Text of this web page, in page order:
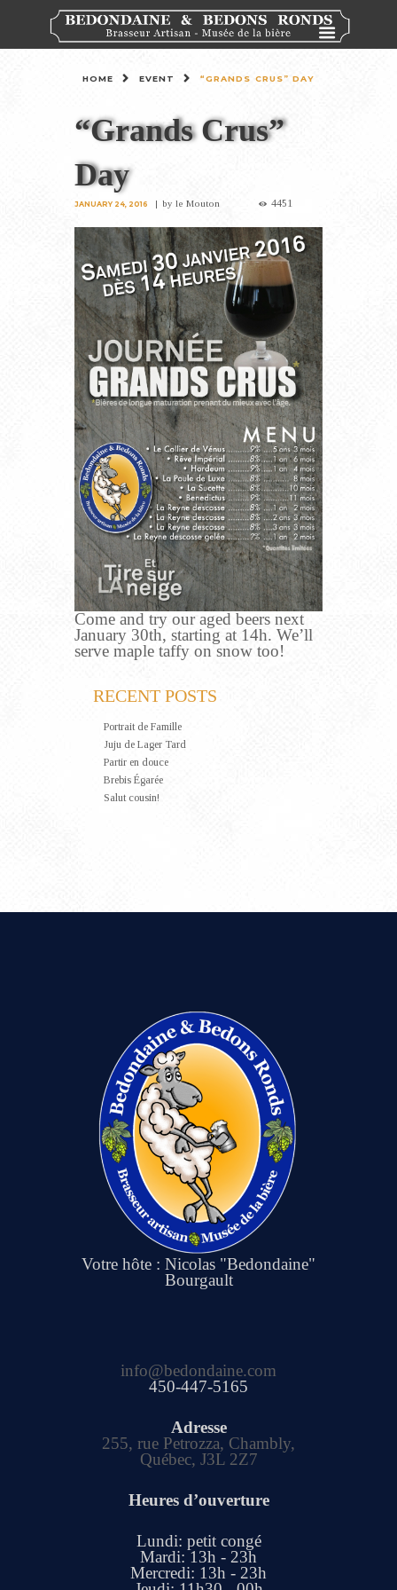
HOME EVENT “GRANDS CRUS” DAY
“Grands Crus”
Day
JANUARY 24, 2016 byle Mouton 4451
Come and try our aged beers next
January 30th, starting at 14h. We’ll
serve maple taffy on snow too!
RECENT POSTS
Portrait de Famille
Juju de Lager Tard
Partir en douce
Brebis Égarée
Salut cousin!
Votre hôte : Nicolas "Bedondaine"
Bourgault
info@bedondaine.com
450-447-5165
Adresse
255, rue Petrozza, Chambly,
Québec, J3L 2Z7
Heures d’ouverture
Lundi: petit congé
Mardi: 13h - 23h
Mercredi: 13h - 23h